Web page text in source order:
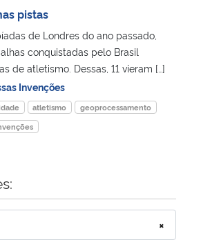
Regional
e dos Direitos Humanos
pistas
de Londres do ano passado,
conquistadas pelo Brasil
de atletismo. Dessas, 11 vieram […]
Invenções
atletismo
geoprocessamento
×